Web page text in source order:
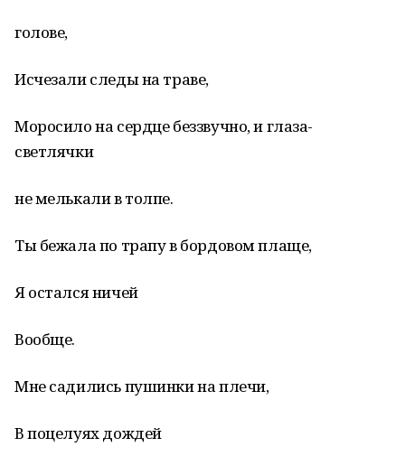
голове,
Исчезали следы на траве,
Моросило на сердце беззвучно, и глаза-
светлячки
не мелькали в толпе.
Ты бежала по трапу в бордовом плаще,
Я остался ничей
Вообще.
Мне садились пушинки на плечи,
В поцелуях дождей